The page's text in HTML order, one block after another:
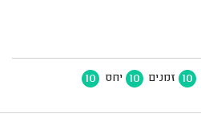
10 זמנים 10 יחס 10